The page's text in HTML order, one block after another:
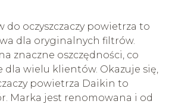
oczyszczaczy powietrza to
dla oryginalnych filtrów.
znaczne oszczędności, co
dla wielu klientów. Okazuje się,
powietrza Daikin to
Marka jest renomowana i od